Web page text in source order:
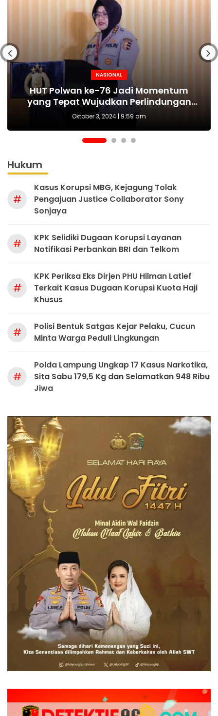
NASIONAL
HUT Polwan ke-76 Jadi Momentum
yang Tepat Wujudkan Perlindungan
Perempuan dan Anak
Oktober 3, 2024 | 9:59 am
NASIONAL
MAKI Sebut Seleksi Capim KPK Tidak Sah
Sejak Awal, Harusnya Dilakukan Era
Prabowo
NASIONAL
Polda Metro Jaya Kembali Tangkap 1
Tersangka Kasus Pembubaran Paksa
Diskusi di Kemang
BERITA
Kejari tetapkan Kades Sejahtera Sigi
tersangka korupsi ADD
Hukum
#
Kasus Korupsi MBG, Kejagung Tolak
Pengajuan Justice Collaborator Sony
Sonjaya
#
KPK Selidiki Dugaan Korupsi Layanan
Notifikasi Perbankan BRI dan Telkom
#
KPK Periksa Eks Dirjen PHU Hilman Latief
Terkait Kasus Dugaan Korupsi Kuota Haji
Khusus
#
Polisi Bentuk Satgas Kejar Pelaku, Cucun
Minta Warga Peduli Lingkungan
#
Polda Lampung Ungkap 17 Kasus Narkotika,
Sita Sabu 179,5 Kg dan Selamatkan 948 Ribu
Jiwa